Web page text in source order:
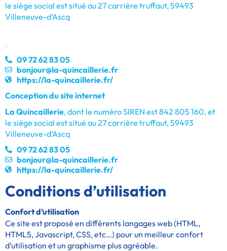
le siège social est situé au 27 carrière truffaut, 59493
Villeneuve-d’Ascq
.
09 72 62 83 05
bonjour@la-quincaillerie.fr
https://la-quincaillerie.fr/
Conception du site internet
La Quincaillerie, dont le numéro SIREN est 842 805 160, et
le siège social est situé au 27 carrière truffaut, 59493
Villeneuve-d’Ascq
09 72 62 83 05
bonjour@la-quincaillerie.fr
https://la-quincaillerie.fr/
Conditions d’utilisation
Confort d’utilisation
Ce site est proposé en différents langages web (HTML,
HTML5, Javascript, CSS, etc…) pour un meilleur confort
d’utilisation et un graphisme plus agréable.